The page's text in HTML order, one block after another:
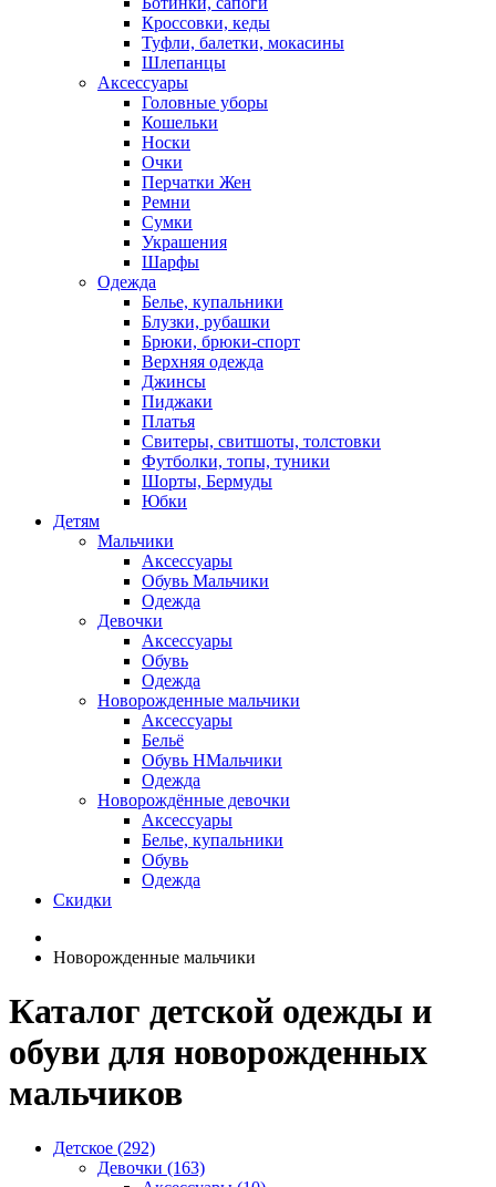
Кроссовки, кеды
Туфли, балетки, мокасины
Шлепанцы
Аксессуары
Головные уборы
Кошельки
Носки
Очки
Перчатки Жен
Ремни
Сумки
Украшения
Шарфы
Одежда
Белье, купальники
Блузки, рубашки
Брюки, брюки-спорт
Верхняя одежда
Джинсы
Пиджаки
Платья
Свитеры, свитшоты, толстовки
Футболки, топы, туники
Шорты, Бермуды
Юбки
Детям
Мальчики
Аксессуары
Обувь Мальчики
Одежда
Девочки
Аксессуары
Обувь
Одежда
Новорожденные мальчики
Аксессуары
Бельё
Обувь НМальчики
Одежда
Новорождённые девочки
Аксессуары
Белье, купальники
Обувь
Одежда
Скидки
Новорожденные мальчики
Каталог детской одежды и
обуви для новорожденных
мальчиков
Детское (292)
Девочки (163)